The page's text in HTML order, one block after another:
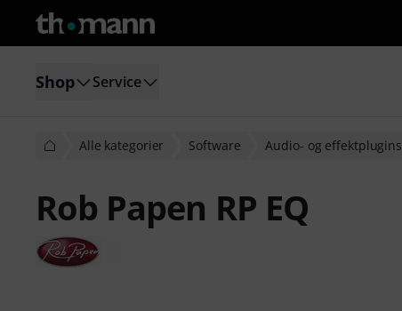
Shop Service
Alle kategorier Software Audio- og effektplugins
Rob Papen RP EQ